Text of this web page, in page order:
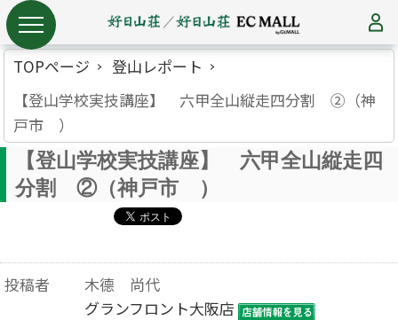
TOPページ
登山レポート
【登山学校実技講座】 六甲全山縦走四分割 ②（神
戸市 ）
【登山学校実技講座】 六甲全山縦走四
分割 ②（神戸市 ）
投稿者
木德 尚代
グランフロント大阪店